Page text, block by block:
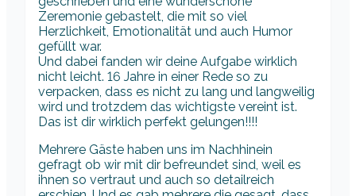
Zeremonie gebastelt, die mit so viel
Herzlichkeit, Emotionalität und auch Humor
gefüllt war.
Und dabei fanden wir deine Aufgabe wirklich
nicht leicht. 16 Jahre in einer Rede so zu
verpacken, dass es nicht zu lang und langweilig
wird und trotzdem das wichtigste vereint ist.
Das ist dir wirklich perfekt gelungen!!!!
Mehrere Gäste haben uns im Nachhinein
gefragt ob wir mit dir befreundet sind, weil es
ihnen so vertraut und auch so detailreich